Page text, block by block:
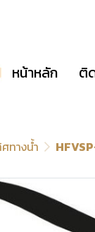
หน้าหลัก ติ
ทางน้ำ